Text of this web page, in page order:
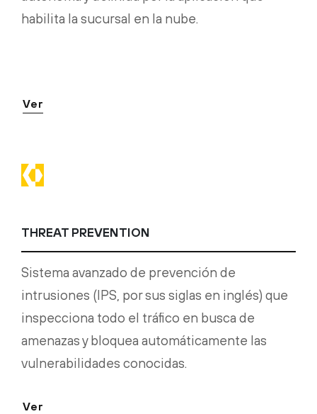
habilita la sucursal en la nube.
Ver
THREAT PREVENTION
Sistema avanzado de prevención de
intrusiones (IPS, por sus siglas en inglés) que
inspecciona todo el tráfico en busca de
amenazas y bloquea automáticamente las
vulnerabilidades conocidas.
Ver